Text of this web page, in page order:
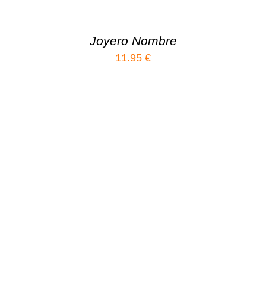
Joyero Nombre
11.95 €